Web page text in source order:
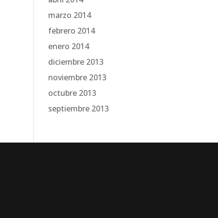
marzo 2014
febrero 2014
enero 2014
diciembre 2013
noviembre 2013
octubre 2013
septiembre 2013